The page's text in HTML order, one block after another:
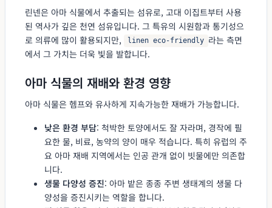
린넨은 아마 식물에서 추출되는 섬유로, 고대 이집트부터 사용
된 역사가 깊은 천연 섬유입니다. 그 특유의 시원함과 통기성으
로 의류에 많이 활용되지만,
linen eco-friendly 라는 측면
에서 그 가치는 더욱 빛을 발합니다.
아마 식물의 재배와 환경 영향
아마 식물은 헴프와 유사하게 지속가능한 재배가 가능합니다.
낮은 환경 부담: 척박한 토양에서도 잘 자라며, 경작에 필
요한 물, 비료, 농약의 양이 매우 적습니다. 특히 유럽의 주
요 아마 재배 지역에서는 인공 관개 없이 빗물에만 의존합
니다.
생물 다양성 증진: 아마 밭은 종종 주변 생태계의 생물 다
양성을 증진시키는 역할을 합니다.